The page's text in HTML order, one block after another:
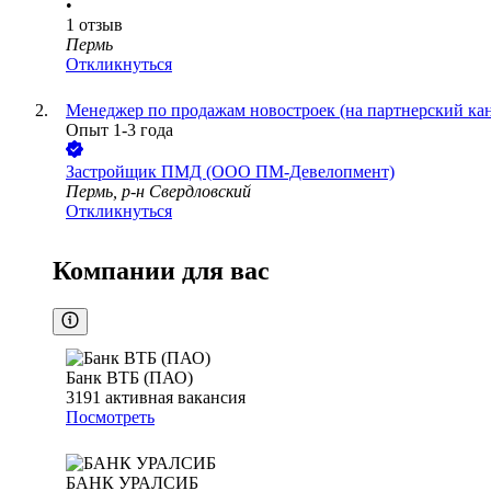
•
1 отзыв
Пермь
Откликнуться
Менеджер по продажам новостроек (на партнерский
Опыт 1-3 года
Застройщик ПМД (ООО ПМ-Девелопмент)
Пермь, р-н Свердловский
Откликнуться
Компании для вас
Банк ВТБ (ПАО)
3191 активная вакансия
Посмотреть
БАНК УРАЛСИБ